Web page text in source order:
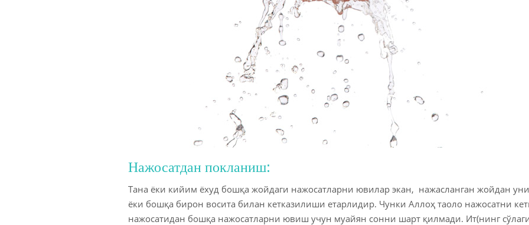
Нажосатдан покланиш:
Тана ёки кийим ёхуд бошқа жойдаги нажосатларни ювилар экан, нажасланган жойдан
ёки бошқа бирон восита билан кетказилиши етарлидир. Чунки Аллоҳ таоло нажосатни
нажосатидан бошқа нажосатларни ювиш учун муайян сонни шарт қилмади. Ит(нинг